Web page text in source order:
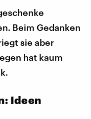
Beim Gedanken
sie aber
hat kaum
Ideen